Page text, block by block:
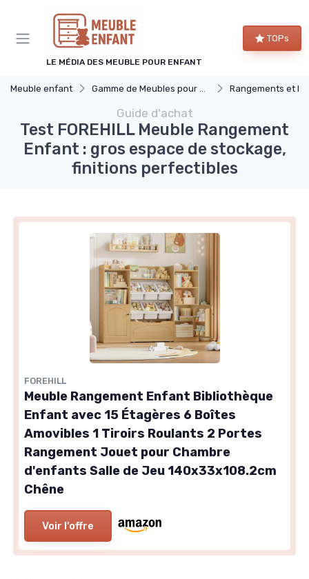
LE MÉDIA DES MEUBLE POUR ENFANT
TOPs
Meuble enfant Gamme de Meubles pour Enfants Rangements et
Guide d'achat
Test FOREHILL Meuble Rangement
Enfant : gros espace de stockage,
finitions perfectibles
FOREHILL
Meuble Rangement Enfant Bibliothèque
Enfant avec 15 Étagères 6 Boîtes
Amovibles 1 Tiroirs Roulants 2 Portes
Rangement Jouet pour Chambre
d'enfants Salle de Jeu 140x33x108.2cm
Chêne
Voir l'offre